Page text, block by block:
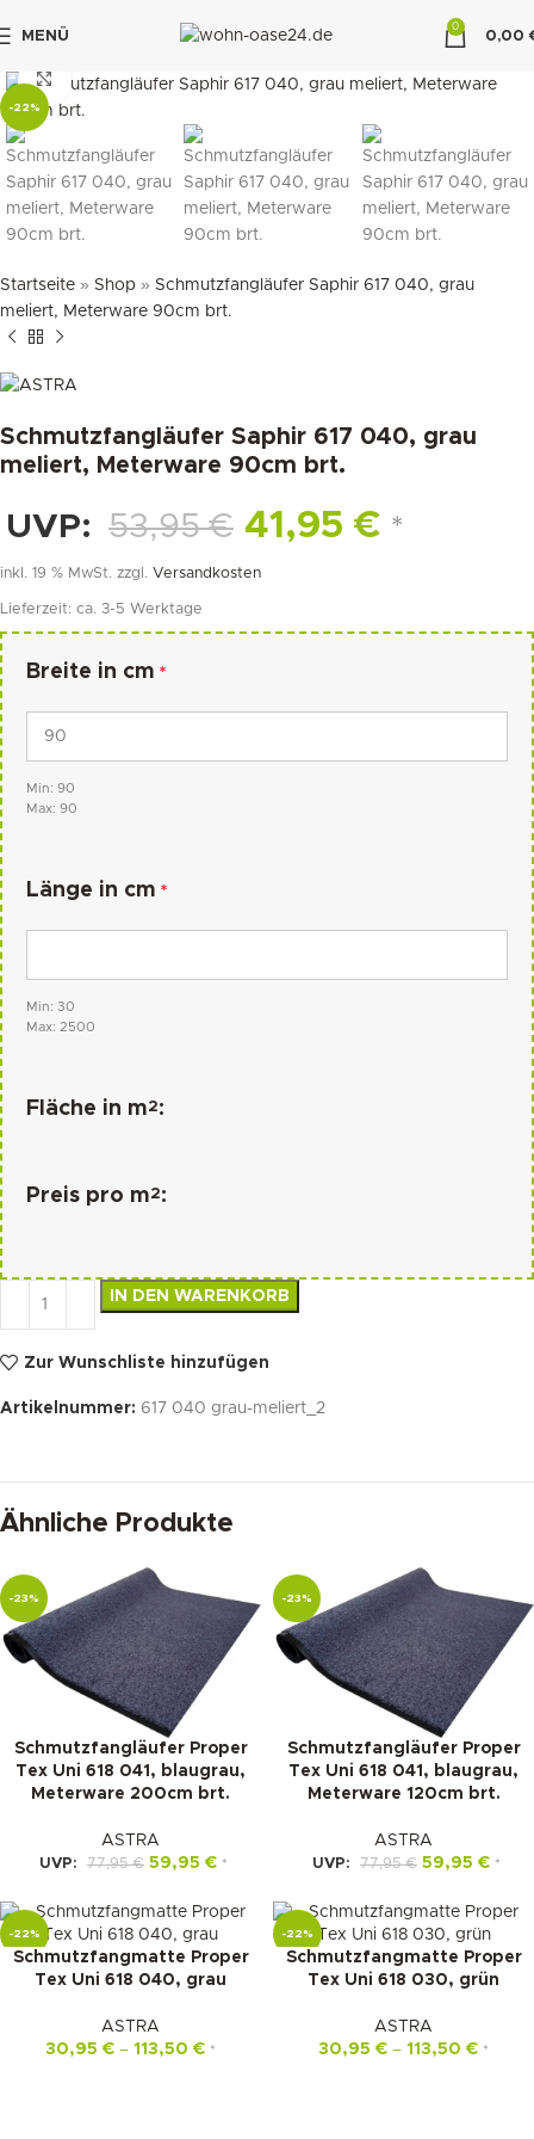
MENÜ
0
0,00
-22%
klicken um zu vergrößern
Startseite » Shop » Schmutzfangläufer Saphir 617 040, grau
meliert, Meterware 90cm brt.
Schmutzfangläufer Saphir 617 040, grau
meliert, Meterware 90cm brt.
UVP: 53,95€ 41,95 € *
inkl. 19 % MwSt. zzgl. Versandkosten
Lieferzeit: ca. 3-5 Werktage
Breite in cm *
Min: 90
Max: 90
Länge in cm *
Min: 30
Max: 2500
Fläche in m2:
Preis pro m2:
IN DEN WARENKORB
Zur Wunschliste hinzufügen
Artikelnummer: 617 040 grau-meliert_2
Ähnliche Produkte
-23%
Schmutzfangläufer Proper
Tex Uni 618 041, blaugrau,
Meterware 200cm brt.
ASTRA
UVP: 77,95€ 59,95 € *
-23%
Schmutzfangläufer Proper
Tex Uni 618 041, blaugrau,
Meterware 120cm brt.
ASTRA
UVP: 77,95€ 59,95 € *
-22%
Schmutzfangmatte Proper
Tex Uni 618 040, grau
ASTRA
30,95 € – 113,50 € *
-22%
Schmutzfangmatte Proper
Tex Uni 618 030, grün
ASTRA
30,95 € – 113,50 € *